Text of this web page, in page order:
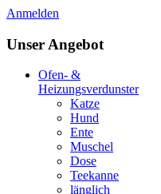
Anmelden
Unser Angebot
Ofen- &
Heizungsverdunster
Katze
Hund
Ente
Muschel
Dose
Teekanne
länglich